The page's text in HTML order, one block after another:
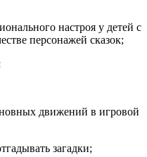
настроя у детей с
персонажей сказок;
движений в игровой
загадки;